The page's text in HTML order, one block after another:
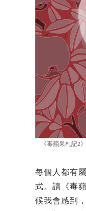
《毒蘋果札記2
每個人都有
式。讀《毒
候我會感到